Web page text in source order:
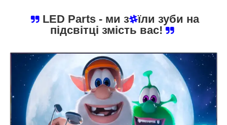
LED Parts - ми з
їли зуби на
підсвітці змість вас!